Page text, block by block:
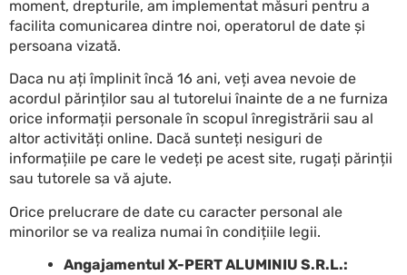
moment, drepturile, am implementat măsuri pentru a
facilita comunicarea dintre noi, operatorul de date și
persoana vizată.
Daca nu ați împlinit încă 16 ani, veți avea nevoie de
acordul părinților sau al tutorelui înainte de a ne furniza
orice informații personale în scopul înregistrării sau al
altor activități online. Dacă sunteți nesiguri de
informațiile pe care le vedeți pe acest site, rugați părinții
sau tutorele sa vă ajute.
Orice prelucrare de date cu caracter personal ale
minorilor se va realiza numai în condițiile legii.
Angajamentul X-PERT ALUMINIU S.R.L.: